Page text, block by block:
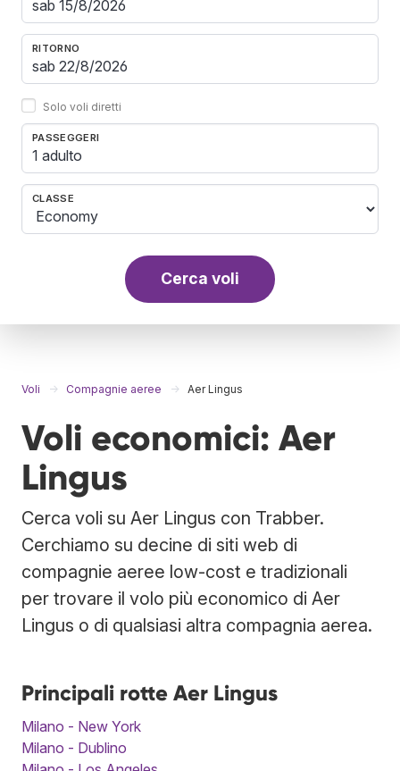
RITORNO
Solo voli diretti
PASSEGGERI
1 adulto
CLASSE
Cerca voli
Voli Compagnie aeree Aer Lingus
Voli economici: Aer
Lingus
Cerca voli su Aer Lingus con Trabber.
Cerchiamo su decine di siti web di
compagnie aeree low-cost e tradizionali
per trovare il volo più economico di Aer
Lingus o di qualsiasi altra compagnia aerea.
Principali rotte Aer Lingus
Milano - New York
Milano - Dublino